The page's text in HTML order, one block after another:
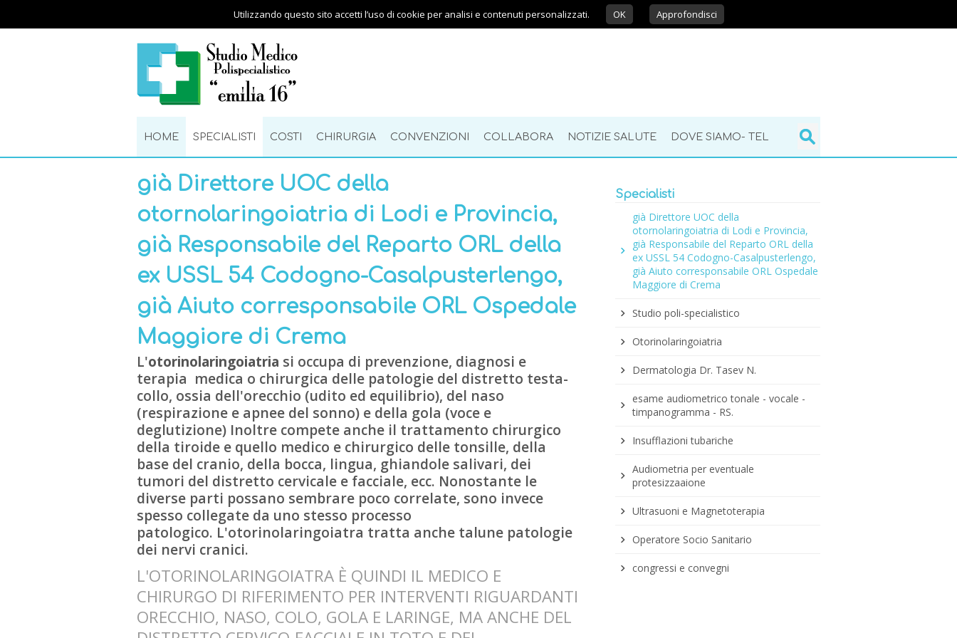
Utilizzando questo sito accetti l’uso di cookie per analisi e contenuti personalizzati. OK Approfondisci
HOME SPECIALISTI COSTI CHIRURGIA CONVENZIONI COLLABORA NOTIZIE SALUTE DOVE SIAMO- TEL
già Direttore UOC della
otornolaringoiatria di Lodi e Provincia,
già Responsabile del Reparto ORL della
ex USSL 54 Codogno-Casalpusterlengo,
già Aiuto corresponsabile ORL Ospedale
Maggiore di Crema
L'otorinolaringoiatria si occupa di prevenzione, diagnosi e
terapia medica o chirurgica delle patologie del distretto testa-
collo, ossia dell'orecchio (udito ed equilibrio), del naso
(respirazione e apnee del sonno) e della gola (voce e
deglutizione) Inoltre compete anche il trattamento chirurgico
della tiroide e quello medico e chirurgico delle tonsille, della
base del cranio, della bocca, lingua, ghiandole salivari, dei
tumori del distretto cervicale e facciale, ecc. Nonostante le
diverse parti possano sembrare poco correlate, sono invece
spesso collegate da uno stesso processo
patologico. L'otorinolaringoiatra tratta anche talune patologie
dei nervi cranici.
L'OTORINOLARINGOIATRA È QUINDI IL MEDICO E
CHIRURGO DI RIFERIMENTO PER INTERVENTI RIGUARDANTI
ORECCHIO, NASO, COLO, GOLA E LARINGE, MA ANCHE DEL
Specialisti
già Direttore UOC della
otornolaringoiatria di Lodi e Provincia,
già Responsabile del Reparto ORL della
ex USSL 54 Codogno-Casalpusterlengo,
già Aiuto corresponsabile ORL Ospedale
Maggiore di Crema
Studio poli-specialistico
Otorinolaringoiatria
Dermatologia Dr. Tasev N.
esame audiometrico tonale - vocale -
timpanogramma - RS.
Insufflazioni tubariche
Audiometria per eventuale
protesizzaaione
Ultrasuoni e Magnetoterapia
Operatore Socio Sanitario
congressi e convegni